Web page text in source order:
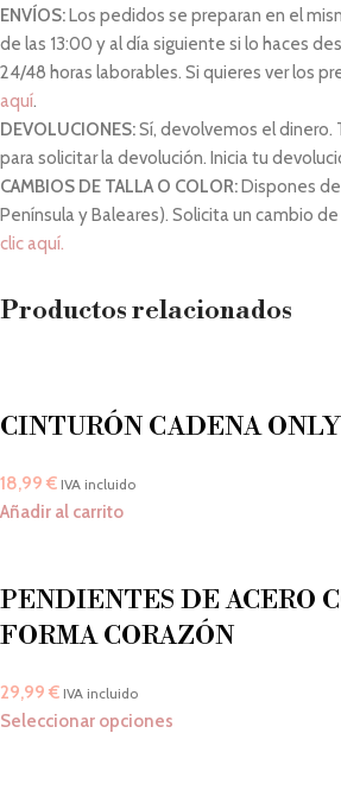
ENVÍOS: Los pedidos se preparan en el
de las 13:00 y al día siguiente si lo haces
24/48 horas laborables. Si quieres ver los
aquí.
DEVOLUCIONES:Sí, devolvemos el dinero.
para solicitar la devolución. Inicia tu
CAMBIOS DE TALLA O COLOR: Dispones
Península y Baleares). Solicita un cambio
clic aquí.
Productos relacionados
CINTURÓN CADENA
18,99 € IVA incluido
Añadir al carrito
PENDIENTES DE ACERO
FORMA CORAZÓN
29,99 € IVA incluido
Seleccionar opciones